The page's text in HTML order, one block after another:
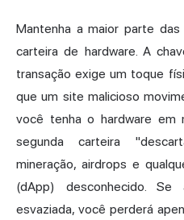
Mantenha a maior parte
carteira de hardware. A
transação exige um toque
que um site malicioso
você tenha o hardware em
segunda carteira
mineração, airdrops e
(dApp) desconhecido.
esvaziada, você perderá